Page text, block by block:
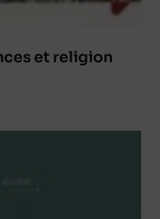
et religion